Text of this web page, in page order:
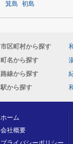
箕島 初島
市区町村から探す
町名から探す
路線から探す
駅から探す
ホーム
会社概要